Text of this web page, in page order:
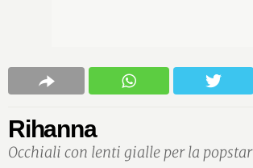
Rihanna
Occhiali con lenti gialle per la popstar